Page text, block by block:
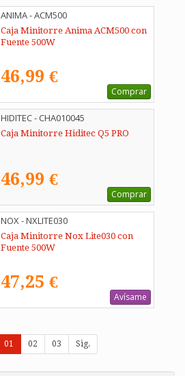
ANIMA - ACM500
Caja Minitorre Anima ACM500 con
Fuente 500W
46,99 €
Comprar
HIDITEC - CHA010045
Caja Minitorre Hiditec Q5 PRO
46,99 €
Comprar
NOX - NXLITE030
Caja Minitorre Nox Lite030 con
Fuente 500W
47,25 €
Avísame
01 02 03 Sig.